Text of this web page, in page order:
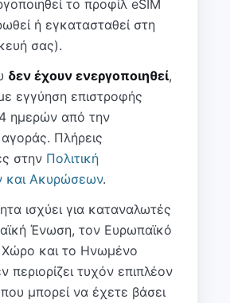
το προφίλ eSIM
ή εγκατασταθεί στη
σας).
δεν έχουν ενεργοποιηθεί,
εγγύηση επιστροφής
ημερών από την
Πλήρεις
στην Πολιτική
και Ακυρώσεων.
ισχύει για καταναλωτές
Ένωση, τον Ευρωπαϊκό
Χώρο και το Ηνωμένο
περιορίζει τυχόν επιπλέον
μπορεί να έχετε βάσει